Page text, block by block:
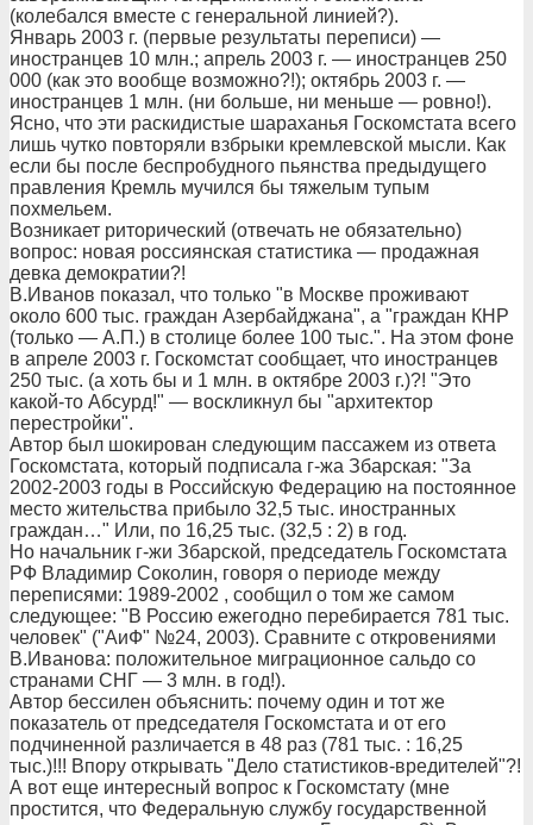
(колебался вместе с генеральной линией?).
Январь 2003 г. (первые результаты переписи) —
иностранцев 10 млн.; апрель 2003 г. — иностранцев 250
000 (как это вообще возможно?!); октябрь 2003 г. —
иностранцев 1 млн. (ни больше, ни меньше — ровно!).
Ясно, что эти раскидистые шараханья Госкомстата всего
лишь чутко повторяли взбрыки кремлевской мысли. Как
если бы после беспробудного пьянства предыдущего
правления Кремль мучился бы тяжелым тупым
похмельем.
Возникает риторический (отвечать не обязательно)
вопрос: новая россиянская статистика — продажная
девка демократии?!
В.Иванов показал, что только "в Москве проживают
около 600 тыс. граждан Азербайджана", а "граждан КНР
(только — А.П.) в столице более 100 тыс.". На этом фоне
в апреле 2003 г. Госкомстат сообщает, что иностранцев
250 тыс. (а хоть бы и 1 млн. в октябре 2003 г.)?! "Это
какой-то Абсурд!" — воскликнул бы "архитектор
перестройки".
Автор был шокирован следующим пассажем из ответа
Госкомстата, который подписала г-жа Збарская: "За
2002-2003 годы в Российскую Федерацию на постоянное
место жительства прибыло 32,5 тыс. иностранных
граждан…" Или, по 16,25 тыс. (32,5 : 2) в год.
Но начальник г-жи Збарской, председатель Госкомстата
РФ Владимир Соколин, говоря о периоде между
переписями: 1989-2002 , сообщил о том же самом
следующее: "В Россию ежегодно перебирается 781 тыс.
человек" ("АиФ" №24, 2003). Сравните с откровениями
В.Иванова: положительное миграционное сальдо со
странами СНГ — 3 млн. в год!).
Автор бессилен объяснить: почему один и тот же
показатель от председателя Госкомстата и от его
подчиненной различается в 48 раз (781 тыс. : 16,25
тыс.)!!! Впору открывать "Дело статистиков-вредителей"?!
А вот еще интересный вопрос к Госкомстату (мне
простится, что Федеральную службу государственной